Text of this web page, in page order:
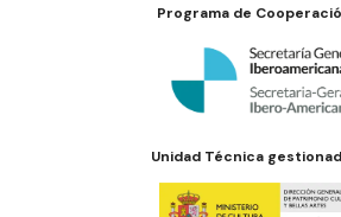
Programa de
Unidad Técnica